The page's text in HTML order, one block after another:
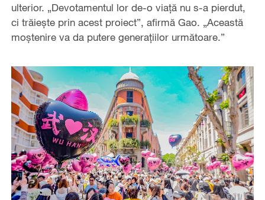
ulterior. „Devotamentul lor de-o viață nu s-a pierdut,
ci trăiește prin acest proiect”, afirmă Gao. „Această
moștenire va da putere generațiilor următoare.”